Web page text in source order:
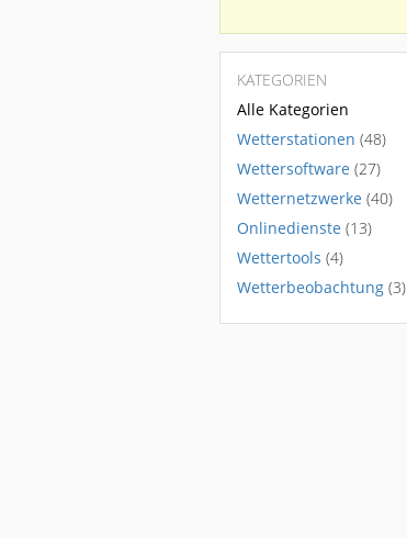
KATEGORIEN
Alle Kategorien
Wetterstationen (48)
Wettersoftware (27)
Wetternetzwerke (40)
Onlinedienste (13)
Wettertools (4)
Wetterbeobachtung (3)